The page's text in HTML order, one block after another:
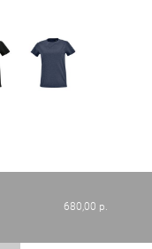
680,00 р.